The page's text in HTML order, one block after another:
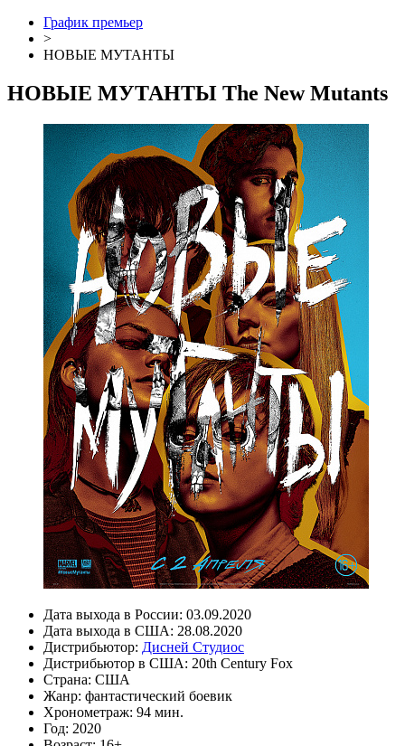
График премьер
>
НОВЫЕ МУТАНТЫ
НОВЫЕ МУТАНТЫ The New Mutants
Дата выхода в России: 03.09.2020
Дата выхода в США: 28.08.2020
Дистрибьютор: Дисней Студиос
Дистрибьютор в США: 20th Century Fox
Страна: США
Жанр: фантастический боевик
Хронометраж: 94 мин.
Год: 2020